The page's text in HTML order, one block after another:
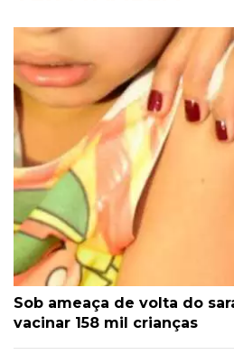
Sob ameaça de volta do
vacinar 158 mil crianças